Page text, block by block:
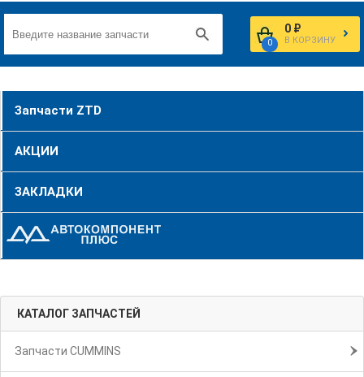
0
0 ₽
В КОРЗИНУ
Запчасти ZTD
АКЦИИ
ЗАКЛАДКИ
КАТАЛОГ ЗАПЧАСТЕЙ
Запчасти CUMMINS